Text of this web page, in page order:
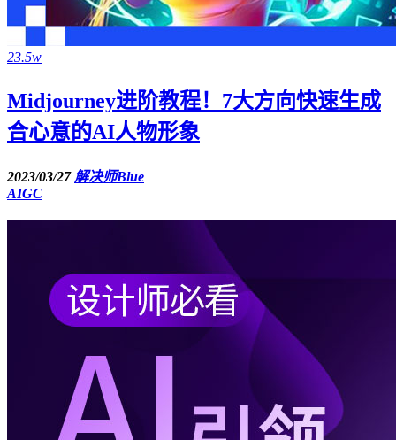
23.5w
Midjourney进阶教程！7大方向快速生成
合心意的AI人物形象
2023/03/27 解决师Blue
AIGC